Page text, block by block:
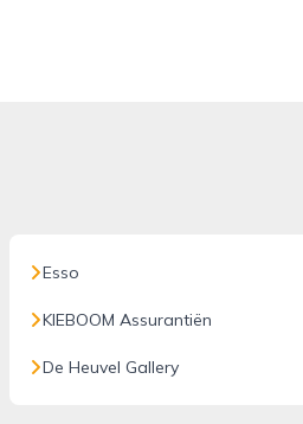
Esso
KIEBOOM Assurantiën
De Heuvel Gallery